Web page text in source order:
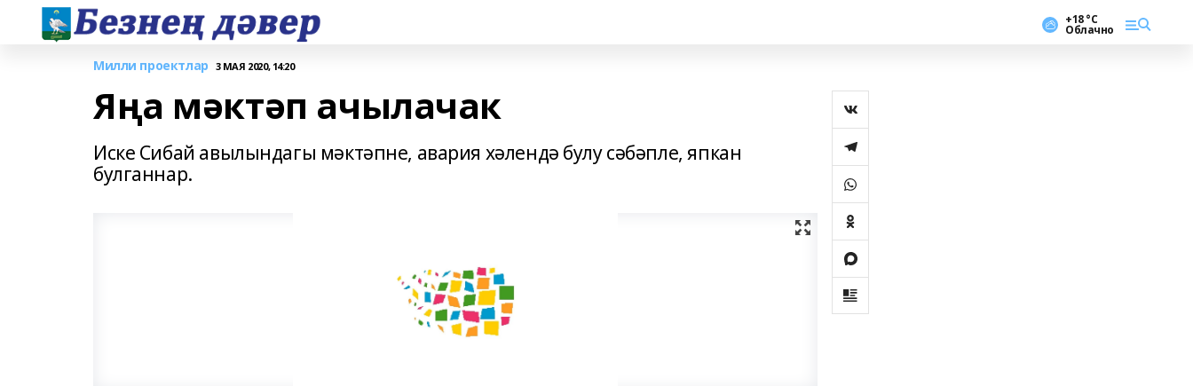
+18 °С
Облачно
Милли проектлар 3 МАЯ 2020, 14:20
Яңа мәктәп ачылачак
Иске Сибай авылындагы мәктәпне, авария хәлендә булу сәбәпле, япкан
булганнар.